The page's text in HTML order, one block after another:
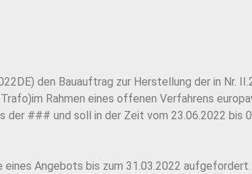
den Bauauftrag zur Herstellung der in Nr.
Rahmen eines offenen Verfahrens
der ### und soll in der Zeit vom 23.06.2022 bis
Angebots bis zum 31.03.2022